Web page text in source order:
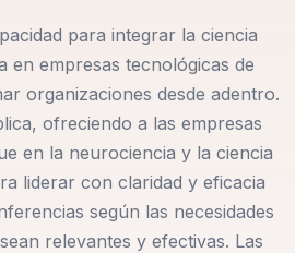
en la integración de la ciencia
no solo se inspiren, sino
mejorar el rendimiento
para proporcionar a los líderes
complejos. Su enfoque es
para integrar la ciencia
en empresas tecnológicas de
organizaciones desde adentro.
ofreciendo a las empresas
en la neurociencia y la ciencia
liderar con claridad y eficacia
según las necesidades
relevantes y efectivas. Las